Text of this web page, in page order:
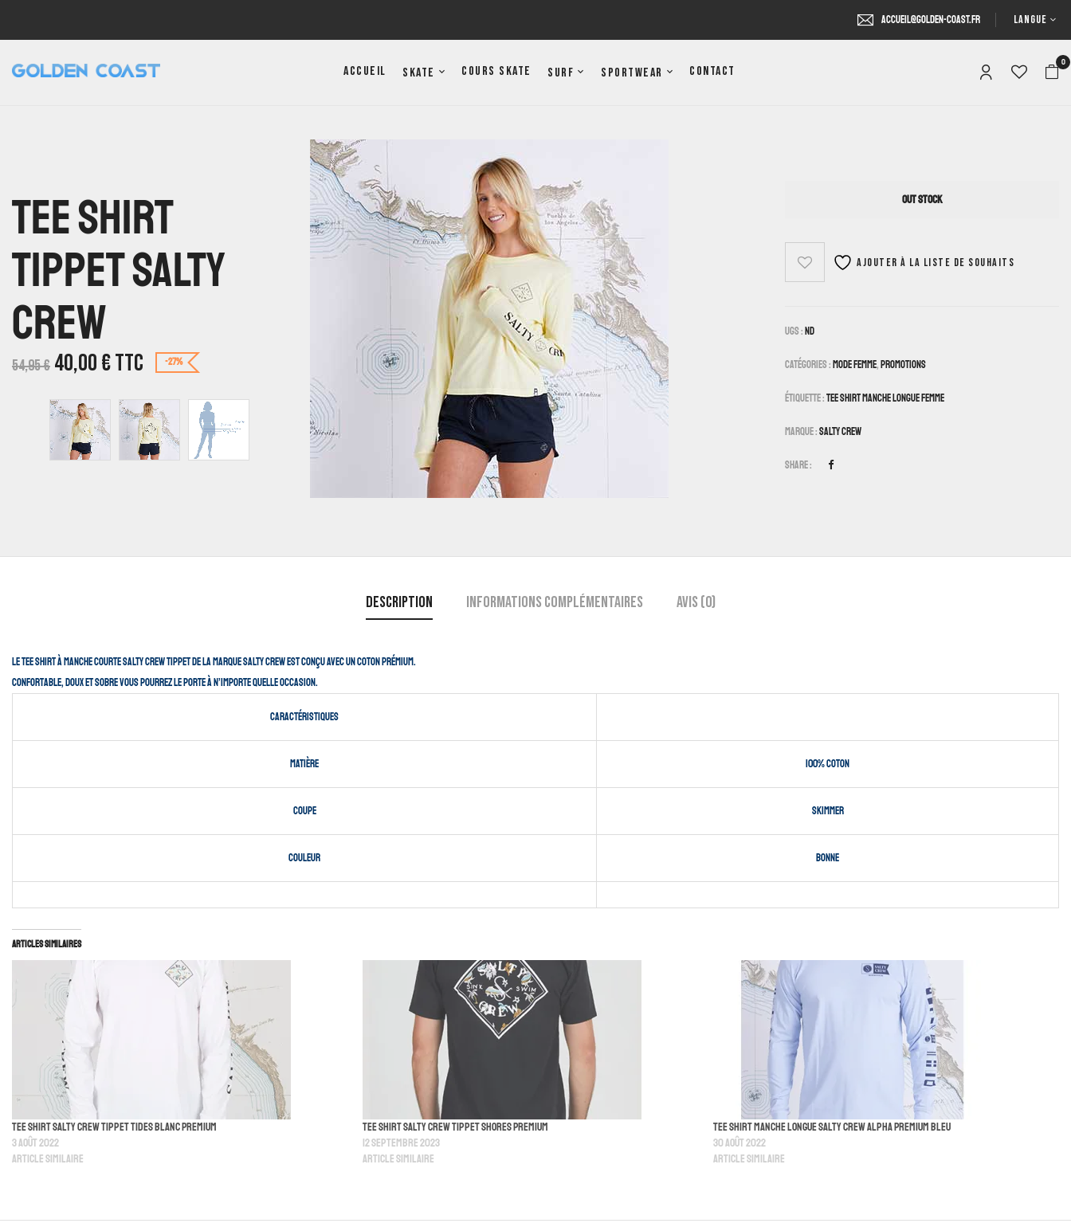
accueil@golden-coast.fr LANGUE
Accueil Skate Cours Skate Surf Sportwear Contact
0
Tee Shirt
Tippet Salty
Crew
54,95€ 40,00€TTC -27%
OUT STOCK
Ajouter à la liste de souhaits
UGS : ND
Catégories : Mode Femme, Promotions
Étiquette :Tee Shirt Manche Longue Femme
Marque :Salty Crew
Share :
Description Informations complémentaires Avis (0)
Le tee shirt à manche courte Salty Crew Tippet de la marque Salty Crew est conçu avec un coton prémium.
Confortable, doux et sobre vous pourrez le porte à n’importe quelle occasion.
Caractéristiques
Matière 100% coton
Coupe Skimmer
Couleur Bonne
Articles similaires
Tee Shirt Salty Crew Tippet Tides Blanc Premium
3 août 2022
Article similaire
Tee Shirt Salty Crew Tippet Shores Premium
12 septembre 2023
Article similaire
Tee Shirt Manche Longue Salty Crew Alpha Premium Bleu
30 août 2022
Article similaire